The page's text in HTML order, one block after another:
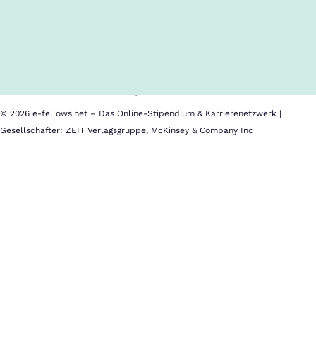
© 2026 e-fellows.net – Das Online-Stipendium & Karrierenetzwerk |
Gesellschafter: ZEIT Verlagsgruppe, McKinsey & Company Inc